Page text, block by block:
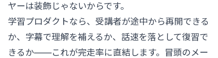
ヤーは装飾じゃないからです。
学習プロダクトなら、受講者が途中から再開できる
か、字幕で理解を補えるか、話速を落として復習で
きるか——これが完走率に直結します。冒頭のメー